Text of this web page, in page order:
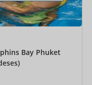
Bay Phuket